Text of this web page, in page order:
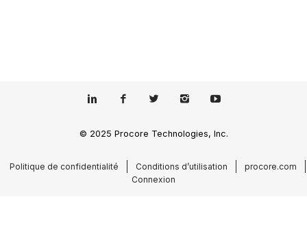
© 2025 Procore Technologies, Inc.
Politique de confidentialité Conditions d’utilisation
procore.com
Connexion